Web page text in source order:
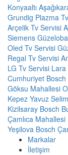
Konyaaltı
Grundig Plazma
Arçelik Tv Servisi
Siemens
Oled Tv Servisi
Regal Tv Servisi
LG Tv Servisi Lara
Cumhuriyet Bosch
Göksu Mahallesi
Kepez Yavuz
Kizilsaray Bosch
Çamlıca
Yeşilova Bosch
Markalar
İletişim